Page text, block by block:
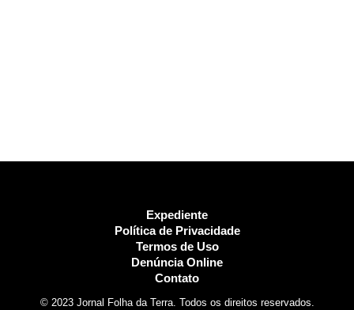
Expediente
Política de Privacidade
Termos de Uso
Denúncia Online
Contato
© 2023 Jornal Folha da Terra. Todos os direitos reservados.